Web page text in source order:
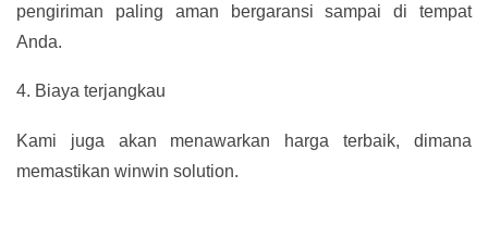
pengiriman paling aman bergaransi sampai di tempat
Anda.
4. Biaya terjangkau
Kami juga akan menawarkan harga terbaik, dimana
memastikan winwin solution.